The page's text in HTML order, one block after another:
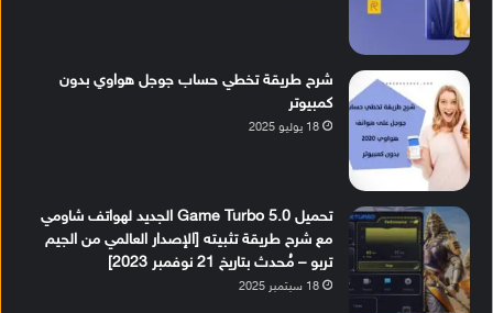
شرح طريقة تخطي حساب جوجل هواوي بدون
كمبيوتر
18 يوليو 2025
تحميل Game Turbo 5.0 الجديد لهواتف شاومي
مع شرح طريقة تثبيته [الإصدار العالمي من الجيم
تربو – مُحدث بتاريخ 21 نوفمبر 2023]
18 سبتمبر 2025